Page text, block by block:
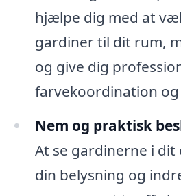
hjælpe dig med at
gardiner til dit rum,
og give dig
farvekoordination og
Nem og praktisk
At se gardinerne i dit
din belysning og